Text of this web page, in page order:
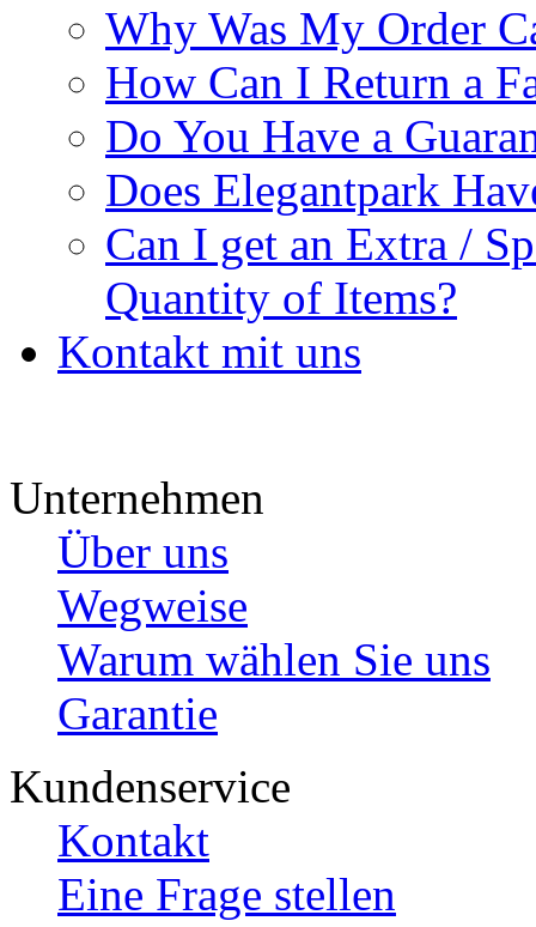
Why Was My Order
How Can I Return a
Do You Have a
Does Elegantpark
Can I get an Extra /
Quantity of Items?
Kontakt mit uns
Unternehmen
Über uns
Wegweise
Warum wählen Sie uns
Garantie
Kundenservice
Kontakt
Eine Frage stellen